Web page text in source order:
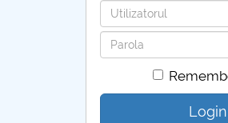
Username
Password
Login